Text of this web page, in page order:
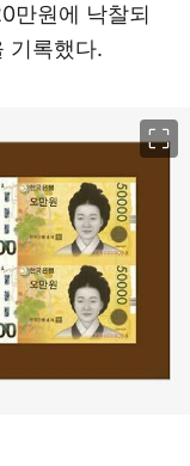
만원에 낙찰되
기록했다.